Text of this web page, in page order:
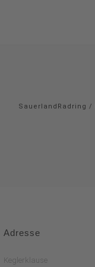
SauerlandRadring /
Adresse
Keglerklause